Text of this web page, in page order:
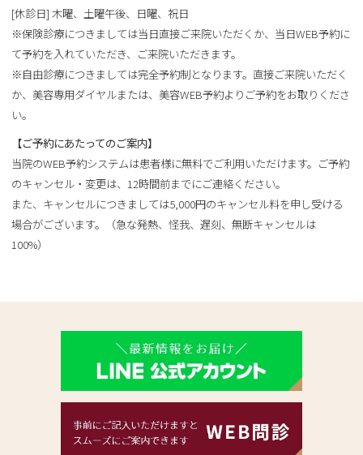
[休診日] 木曜、土曜午後、日曜、祝日
※保険診療につきましては当日直接ご来院いただくか、当日WEB予約に
て予約を入れていただき、ご来院いただきます。
※自由診療につきましては完全予約制となります。直接ご来院いただく
か、美容専用ダイヤルまたは、美容WEB予約よりご予約をお取りくださ
い。
【ご予約にあたってのご案内】
当院のWEB予約システムは患者様に無料でご利用いただけます。ご予約
のキャンセル・変更は、12時間前までにご連絡ください。
また、キャンセルにつきましては5,000円のキャンセル料を申し受ける
場合がございます。（急な発熱、怪我、遅刻、無断キャンセルは
100%）